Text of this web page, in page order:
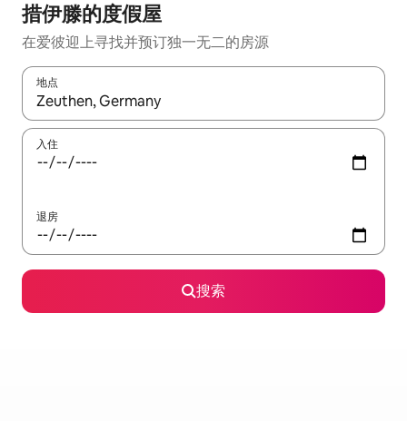
措伊滕的度假屋
在爱彼迎上寻找并预订独一无二的房源
地点
如有搜索结果，请使用上下方向键查看，或通过点击或滑动手势
入住
退房
搜索